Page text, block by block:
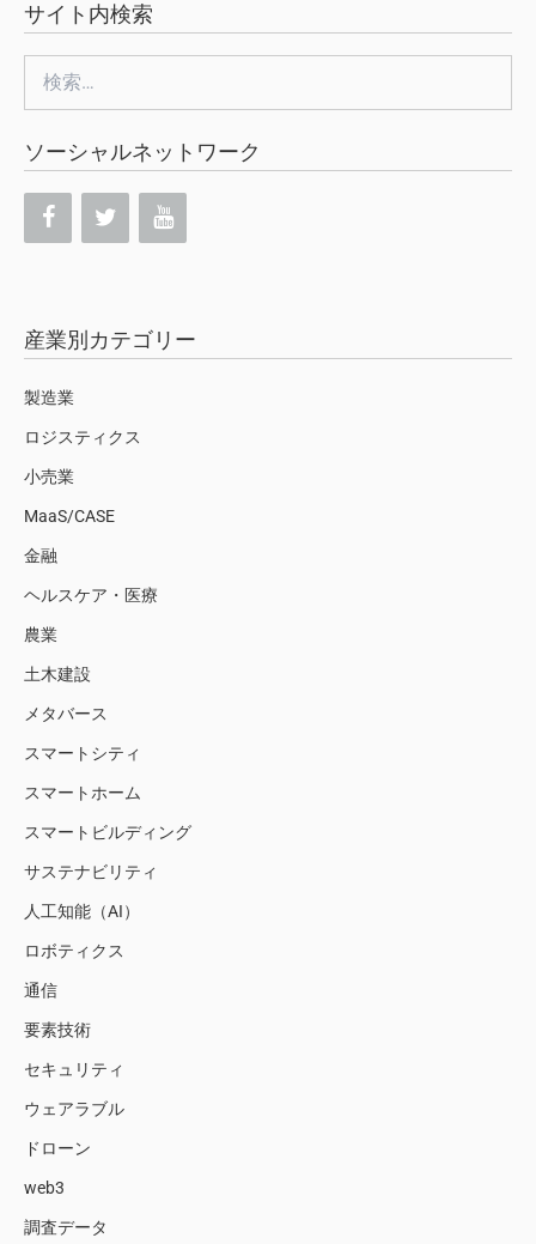
サイト内検索
索:
ソーシャルネットワーク
産業別カテゴリー
製造業
ロジスティクス
小売業
MaaS/CASE
金融
ヘルスケア・医療
農業
土木建設
メタバース
スマートシティ
スマートホーム
スマートビルディング
サステナビリティ
人工知能（AI）
ロボティクス
通信
要素技術
セキュリティ
ウェアラブル
ドローン
web3
調査データ